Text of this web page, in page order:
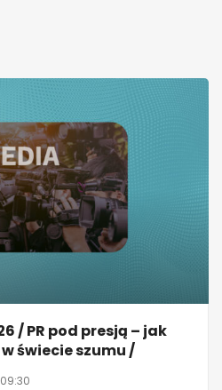
/ PR pod presją – jak
świecie szumu /
09:30